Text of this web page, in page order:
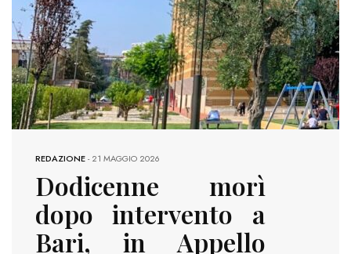
REDAZIONE-21 MAGGIO 2026
Dodicenne morì
dopo intervento a
Bari, in Appello